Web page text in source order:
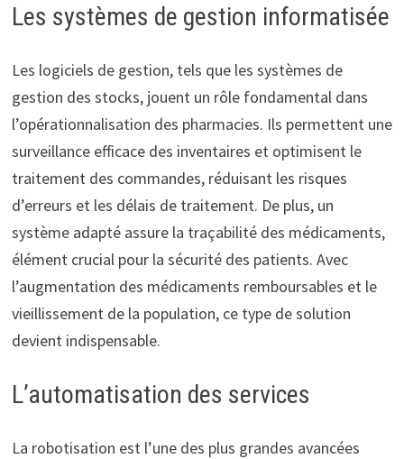
Les systèmes de gestion informatisée
Les logiciels de gestion, tels que les systèmes de
gestion des stocks, jouent un rôle fondamental dans
l’opérationnalisation des pharmacies. Ils permettent une
surveillance efficace des inventaires et optimisent le
traitement des commandes, réduisant les risques
d’erreurs et les délais de traitement. De plus, un
système adapté assure la traçabilité des médicaments,
élément crucial pour la sécurité des patients. Avec
l’augmentation des médicaments remboursables et le
vieillissement de la population, ce type de solution
devient indispensable.
L’automatisation des services
La robotisation est l’une des plus grandes avancées